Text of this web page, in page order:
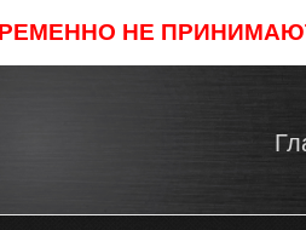
НЕ